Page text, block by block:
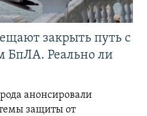
закрыть путь с
БпЛА. Реально ли
анонсировали
защиты от